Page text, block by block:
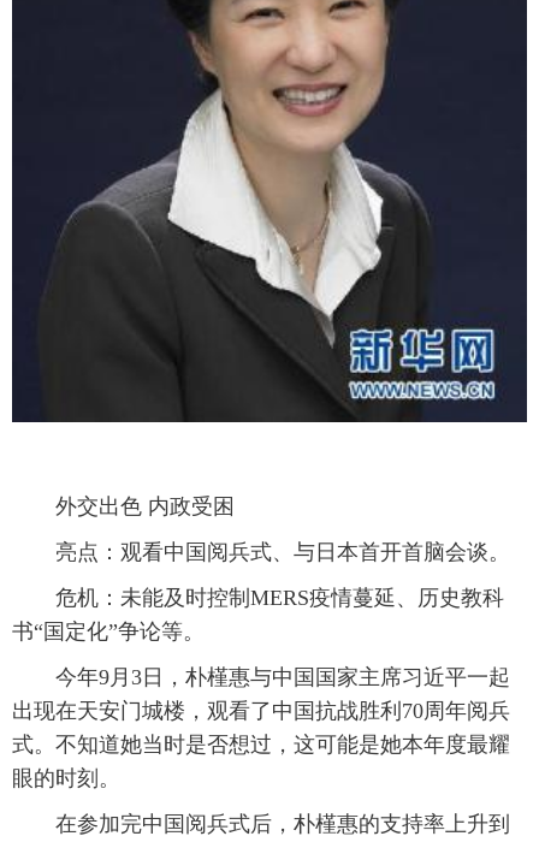
外交出色 内政受困
亮点：观看中国阅兵式、与日本首开首脑会谈。
危机：未能及时控制MERS疫情蔓延、历史教科
书“国定化”争论等。
今年9月3日，朴槿惠与中国国家主席习近平一起
出现在天安门城楼，观看了中国抗战胜利70周年阅兵
式。不知道她当时是否想过，这可能是她本年度最耀
眼的时刻。
在参加完中国阅兵式后，朴槿惠的支持率上升到